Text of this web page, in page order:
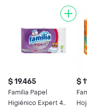
$ 19.465
Familia Papel
Higiénico Expert 4
$